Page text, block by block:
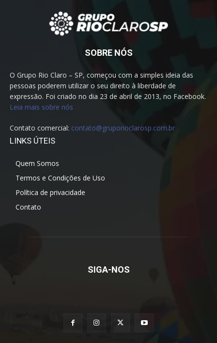
SOBRE NÓS
O Grupo Rio Claro – SP, começou com a simples ideia das
pessoas poderem utilizar o seu direito à liberdade de
expressão. Foi criado no dia 23 de abril de 2013, no Facebook.
Leia mais sobre nós
Contato comercial: contato@gruporioclarosp.com.br
LINKS ÚTEIS
Quem Somos
Termos e Condições de Uso
Política de privacidade
Contato
SIGA-NOS